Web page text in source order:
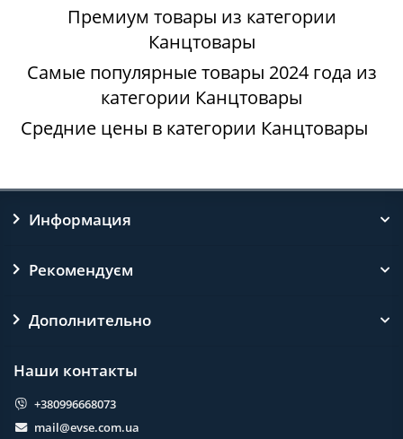
Премиум товары из категории
Канцтовары
Самые популярные товары 2024 года из
категории Канцтовары
Средние цены в категории Канцтовары
Информация
Рекомендуєм
Дополнительно
Наши контакты
+380996668073
mail@evse.com.ua